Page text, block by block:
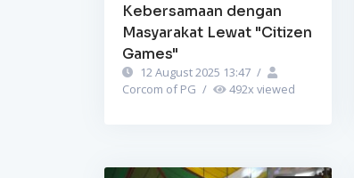
Kebersamaan dengan
Masyarakat Lewat "Citizen
Games"
12 August 2025 13:47 /
Corcom of PG / 492x viewed